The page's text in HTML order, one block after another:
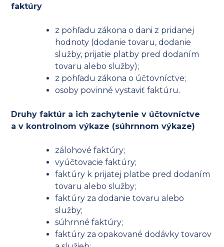
faktúry
z pohľadu zákona o dani z pridanej
hodnoty (dodanie tovaru, dodanie
služby, prijatie platby pred dodaním
tovaru alebo služby);
z pohľadu zákona o účtovníctve;
osoby povinné vystaviť faktúru.
Druhy faktúr a ich zachytenie v účtovníctve
a v kontrolnom výkaze (súhrnnom výkaze)
zálohové faktúry;
vyúčtovacie faktúry;
faktúry k prijatej platbe pred dodaním
tovaru alebo služby;
faktúry za dodanie tovaru alebo
služby;
súhrnné faktúry;
faktúry za opakované dodávky tovarov